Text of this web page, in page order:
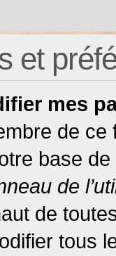
et
mes
de
base
de
de
tous